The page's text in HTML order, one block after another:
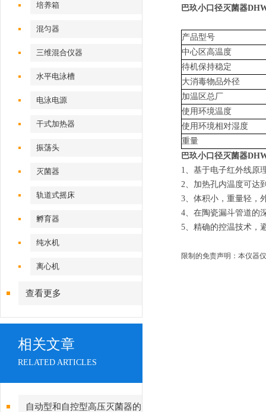
培养箱
混匀器
三维混合仪器
水平电泳槽
电泳电源
干式加热器
振荡头
灭菌器
轨道式摇床
孵育器
纯水机
离心机
查看更多
相关文章
RELATED ARTICLES
自动型和自控型高压灭菌器的
巴玖小口径灭菌器
产品型号
中心区高温度
待机保持稳定
大消毒物品外径
加温区总厂
使用环境温度
使用环境相对湿度
重量
巴玖小口径灭菌器
1、基于电子红外线原
2、加热孔内温度可达
3、体积小，重量轻，
4、在陶瓷漏斗管道的
5、精确的控温技术，
限制的免责声明：本仪器